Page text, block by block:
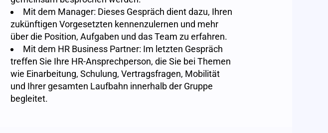
Mit dem Manager: Dieses Gespräch dient dazu, Ihren
zukünftigen Vorgesetzten kennenzulernen und mehr
über die Position, Aufgaben und das Team zu erfahren.
Mit dem HR Business Partner: Im letzten Gespräch
treffen Sie Ihre HR-Ansprechperson, die Sie bei Themen
wie Einarbeitung, Schulung, Vertragsfragen, Mobilität
und Ihrer gesamten Laufbahn innerhalb der Gruppe
begleitet.